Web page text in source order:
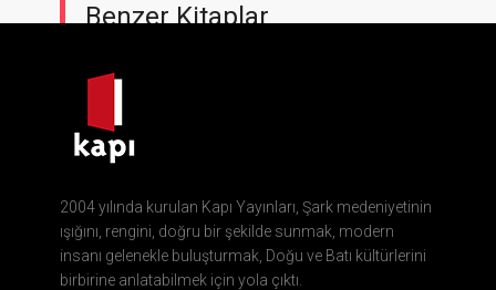
Benzer Kitaplar
2004 yılında kurulan Kapı Yayınları, Şark medeniyetinin
ışığını, rengini, doğru bir şekilde sunmak, modern
insanı gelenekle buluşturmak, Doğu ve Batı kültürlerini
birbirine anlatabilmek için yola çıktı.